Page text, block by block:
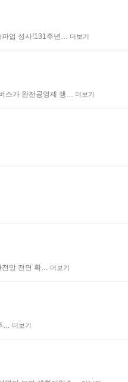
파업 성사!131주년… 더보기
스가 완전공영제 쟁… 더보기
전망 전면 확… 더보기
… 더보기